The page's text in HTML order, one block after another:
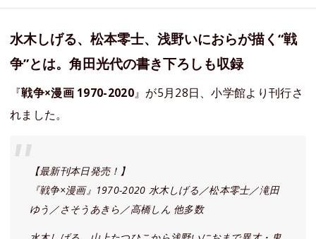
水木しげる、松本零士、浅野いにおらが描く“戦
争”とは。角田光代の書き下ろしも収録
『戦争×漫画 1970-2020』が5月28日、小学館より刊行さ
れました。
【最新刊本日発売！】
『戦争×漫画』1970-2020 水木しげる／松本零士／滝田
ゆう／さそうあきら／高橋しん 他多数